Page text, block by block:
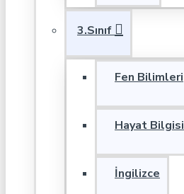
3.Sınıf
Fen Bilimleri
Hayat Bilgisi
İngilizce